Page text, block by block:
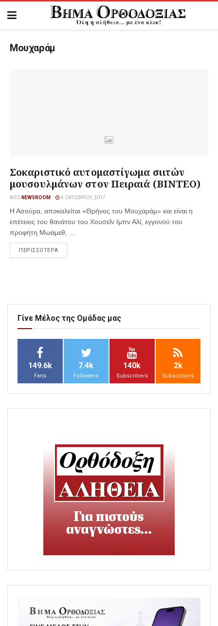
Μουχαράμ
Σοκαριστικό αυτομαστίγωμα σιιτών
μουσουλμάνων στον Πειραιά (ΒΙΝΤΕΟ)
ΑΠΌ NEWSROOM 4 ΟΚΤΩΒΡΊΟΥ, 2017
Η Ασούρα, αποκαλείται «Θρήνος του Μουχαράμ» και είναι η
επέτειος του θανάτου του Χουσεΐν Ιμπν Αλί, εγγονού του
προφήτη Μωάμεθ, ...
ΠΕΡΙΣΣΟΤΕΡΑ
Γίνε Μέλος της Ομάδας μας
149.6k
Fans
7.4k
Followers
140k
Subscribers
2k
Subscribers